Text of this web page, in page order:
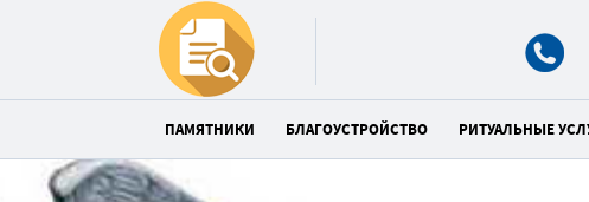
ПАМЯТНИКИ БЛАГОУСТРОЙСТВО РИТУАЛЬНЫЕ